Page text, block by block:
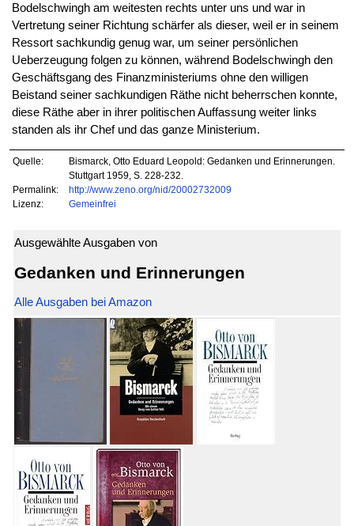
Bodelschwingh am weitesten rechts unter uns und war in
Vertretung seiner Richtung schärfer als dieser, weil er in seinem
Ressort sachkundig genug war, um seiner persönlichen
Ueberzeugung folgen zu können, während Bodelschwingh den
Geschäftsgang des Finanzministeriums ohne den willigen
Beistand seiner sachkundigen Räthe nicht beherrschen konnte,
diese Räthe aber in ihrer politischen Auffassung weiter links
standen als ihr Chef und das ganze Ministerium.
Quelle:
Bismarck, Otto Eduard Leopold: Gedanken und Erinnerungen.
Stuttgart 1959, S. 228-232.
Permalink:
http://www.zeno.org/nid/20002732009
Lizenz:
Gemeinfrei
Ausgewählte Ausgaben von
Gedanken und Erinnerungen
Alle Ausgaben bei Amazon